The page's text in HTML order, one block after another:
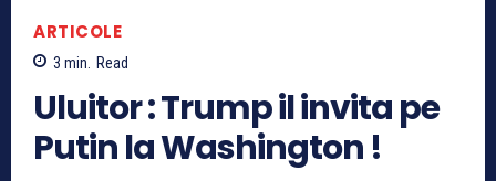
ARTICOLE
3 min. Read
Uluitor : Trump il invita pe
Putin la Washington !